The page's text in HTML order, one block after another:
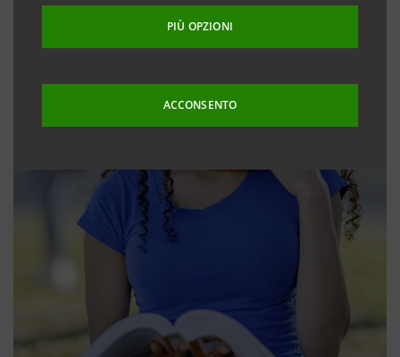
PIÙ OPZIONI
ACCONSENTO